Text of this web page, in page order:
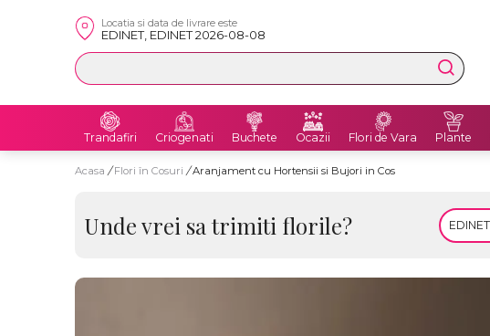
Locatia si data de livrare este
EDINET, EDINET 2026-08-08
Trandafiri Criogenati Buchete Ocazii Flori de Vara Plante
Acasa / Flori în Cosuri / Aranjament cu Hortensii si Bujori in Cos
Unde vrei sa trimiti florile?